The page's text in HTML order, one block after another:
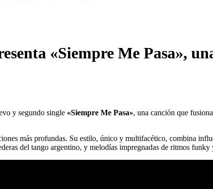
«Siempre Me Pasa»,
y segundo single «Siempre Me Pasa», una canción que
más profundas. Su estilo, único y multifacético, combina
del tango argentino, y melodías impregnadas de ritmos funky